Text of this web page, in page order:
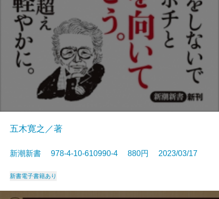
五木寛之／著
新潮新書 978-4-10-610990-4 880円 2023/03/17
新書電子書籍あり